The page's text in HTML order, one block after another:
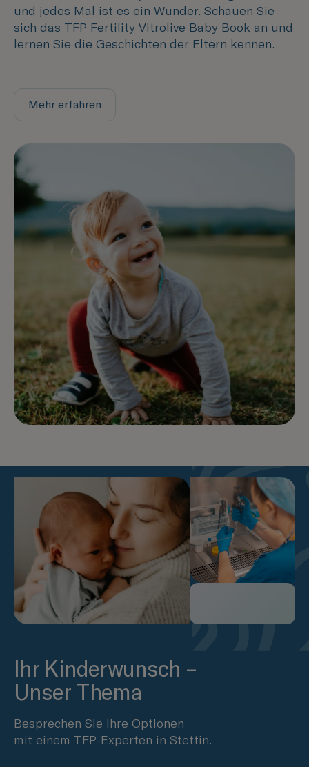
und jedes Mal ist es ein Wunder. Schauen Sie
sich das TFP Fertility Vitrolive Baby Book an und
lernen Sie die Geschichten der Eltern kennen.
Mehr erfahren
Ihr Kinderwunsch –
Unser Thema
Besprechen Sie Ihre Optionen
mit einem TFP-Experten in Stettin.